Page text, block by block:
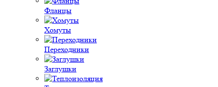
Фланцы
Хомуты
Переходники
Заглушки